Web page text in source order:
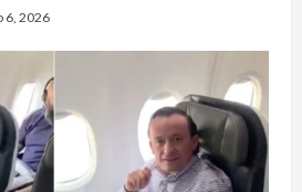
6, 2026